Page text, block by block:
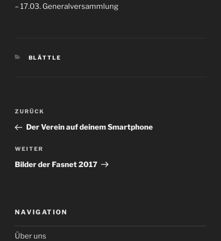
– 17.03. Generalversammlung
KATEGORIEN
BLÄTTLE
Beitragsnavigation
Vorheriger
Beitrag
ZURÜCK
Der Verein auf deinem Smartphone
Nächster
Beitrag
WEITER
Bilder der Fasnet 2017
NAVIGATION
Über uns